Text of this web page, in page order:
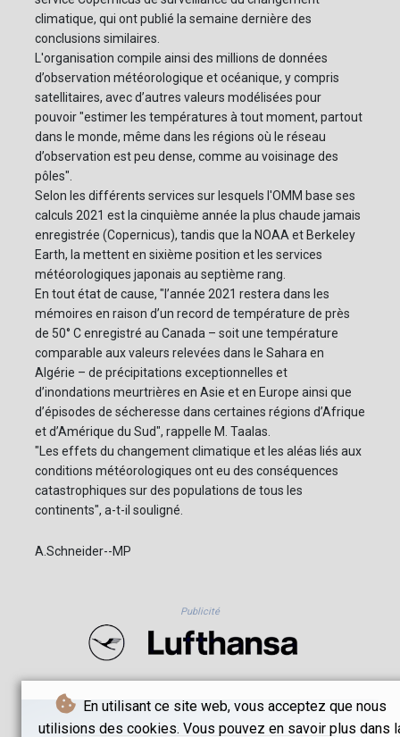
En utilisant ce site web, vous acceptez que nous
utilisions des cookies. Vous pouvez en savoir plus dans
climatique, qui ont publié la semaine dernière des
conclusions similaires.
L'organisation compile ainsi des millions de données
d’observation météorologique et océanique, y compris
satellitaires, avec d’autres valeurs modélisées pour
pouvoir "estimer les températures à tout moment, partout
dans le monde, même dans les régions où le réseau
d’observation est peu dense, comme au voisinage des
pôles".
Selon les différents services sur lesquels l'OMM base ses
calculs 2021 est la cinquième année la plus chaude jamais
enregistrée (Copernicus), tandis que la NOAA et Berkeley
Earth, la mettent en sixième position et les services
météorologiques japonais au septième rang.
En tout état de cause, "l’année 2021 restera dans les
mémoires en raison d’un record de température de près
de 50° C enregistré au Canada – soit une température
comparable aux valeurs relevées dans le Sahara en
Algérie – de précipitations exceptionnelles et
d’inondations meurtrières en Asie et en Europe ainsi que
d’épisodes de sécheresse dans certaines régions d’Afrique
et d’Amérique du Sud", rappelle M. Taalas.
"Les effets du changement climatique et les aléas liés aux
conditions météorologiques ont eu des conséquences
catastrophiques sur des populations de tous les
continents", a-t-il souligné.
A.Schneider--MP
Publicité